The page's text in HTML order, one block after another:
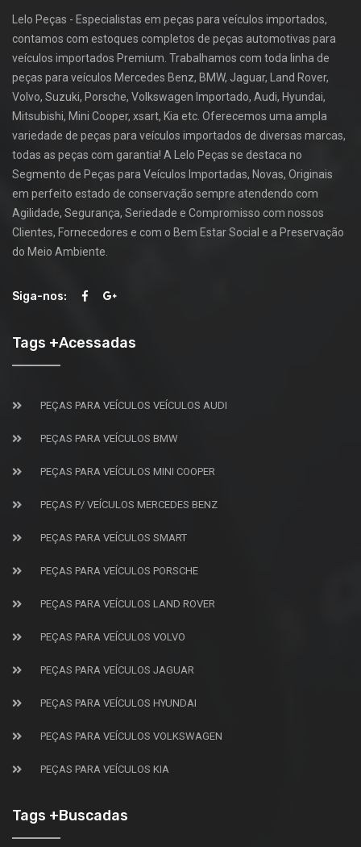
Lelo Peças - Especialistas em peças para veículos importados,
contamos com estoques completos de peças automotivas para
veículos importados Premium. Trabalhamos com toda linha de
peças para veículos Mercedes Benz, BMW, Jaguar, Land Rover,
Volvo, Suzuki, Porsche, Volkswagen Importado, Audi, Hyundai,
Mitsubishi, Mini Cooper, xsart, Kia etc. Oferecemos uma ampla
variedade de peças para veículos importados de diversas marcas,
todas as peças com garantia! A Lelo Peças se destaca no
Segmento de Peças para Veículos Importadas, Novas, Originais
em perfeito estado de conservação sempre atendendo com
Agilidade, Segurança, Seriedade e Compromisso com nossos
Clientes, Fornecedores e com o Bem Estar Social e a Preservação
do Meio Ambiente.
Siga-nos:
Tags +Acessadas
PEÇAS PARA VEÍCULOS VEÍCULOS AUDI
PEÇAS PARA VEÍCULOS BMW
PEÇAS PARA VEÍCULOS MINI COOPER
PEÇAS P/ VEÍCULOS MERCEDES BENZ
PEÇAS PARA VEÍCULOS SMART
PEÇAS PARA VEÍCULOS PORSCHE
PEÇAS PARA VEÍCULOS LAND ROVER
PEÇAS PARA VEÍCULOS VOLVO
PEÇAS PARA VEÍCULOS JAGUAR
PEÇAS PARA VEÍCULOS HYUNDAI
PEÇAS PARA VEÍCULOS VOLKSWAGEN
PEÇAS PARA VEÍCULOS KIA
Tags +Buscadas